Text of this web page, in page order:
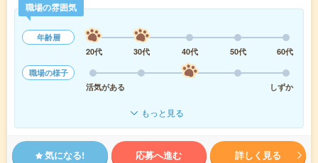
職場の雰囲気
年齢層
20代
30代 40代 50代
60代
職場の様子
活気がある
しずか
もっと見る
気になる! 応募へ進む 詳しく見る